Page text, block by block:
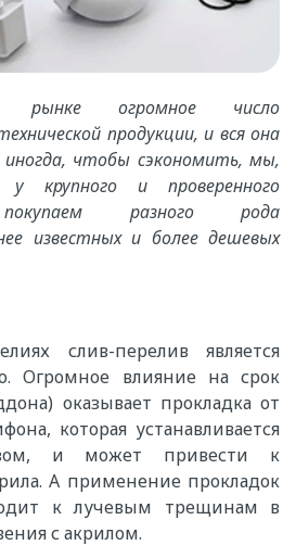
рынке огромное число
продукции, и вся она
иногда, чтобы сэкономить, мы,
у крупного и проверенного
покупаем разного рода
известных и более дешевых
слив-перелив является
Огромное влияние на срок
оказывает прокладка от
которая устанавливается
и может привести к
А применение прокладок
к лучевым трещинам в
с акрилом.